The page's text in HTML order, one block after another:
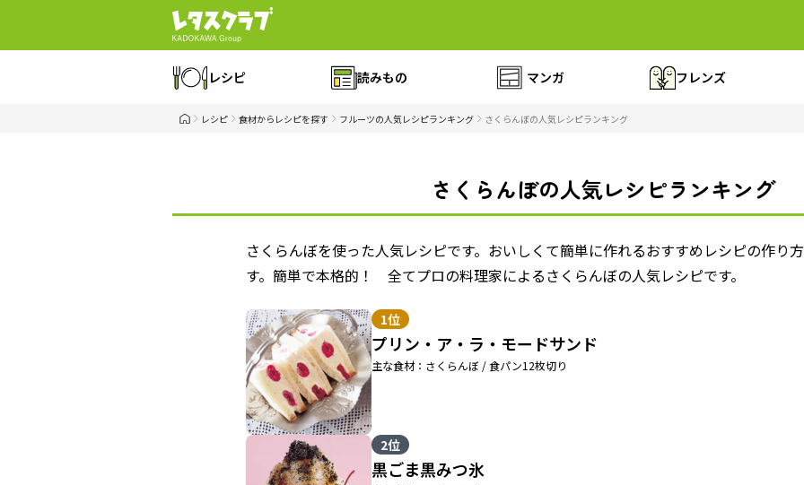
レシピ 読みもの マンガ フレンズ
レシピ 食材からレシピを探す フルーツの人気レシピランキング さくらんぼの人気レシピランキング
さくらんぼの人気レシピランキング
さくらんぼを使った人気レシピです。おいしくて簡単に作れるおすすめレシピの作り
す。簡単で本格的！ 全てプロの料理家によるさくらんぼの人気レシピです。
1位
プリン・ア・ラ・モードサンド
主な食材：さくらんぼ / 食パン12枚切り
2位
黒ごま黒みつ氷